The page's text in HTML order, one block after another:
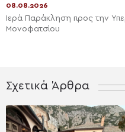
08.08.2026
Ιερά Παράκληση προς την
Μονοφατσίου
Σχετικά Άρθρα